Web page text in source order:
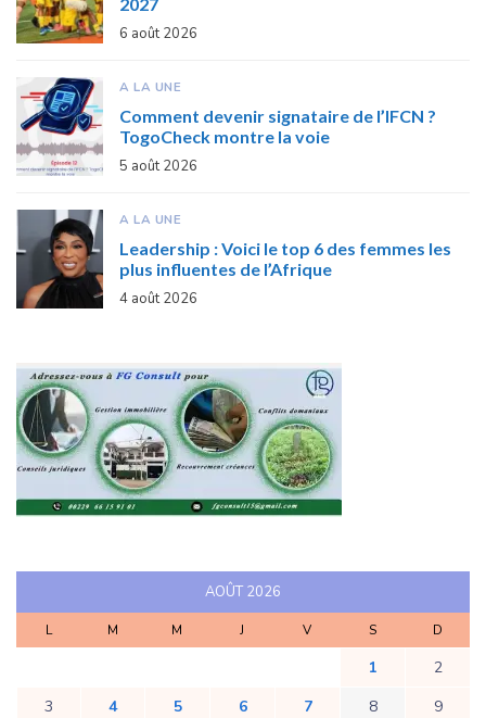
6 août 2026
A LA UNE
Comment devenir signataire de l’IFCN ?
TogoCheck montre la voie
5 août 2026
A LA UNE
Leadership : Voici le top 6 des femmes les
plus influentes de l’Afrique
4 août 2026
AOÛT 2026
L M M J V S D
1
2
3
4 5 6 7 8
9